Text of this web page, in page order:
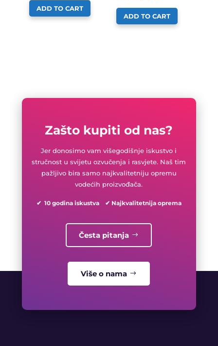
ADD TO CART
ADD TO CART
Zašto kupiti od nas?
Jer donosimo vam višegodišnje iskustvo i
stručnost u svijetu ozvučenja i rasvjete. Naš tim
pažljivo bira samo najkvalitetniju opremu
vodećih proizvođača.
✔ 10 godina iskustva ✔ Najkvalitetnija oprema
Česta pitanja
Više o nama